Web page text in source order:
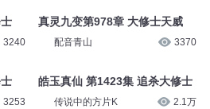
3240
3253
真灵九变第978章 大修士天威
配音青山 3370
皓玉真仙 第1423集 追杀大修士
传说中的方片K 2.1万